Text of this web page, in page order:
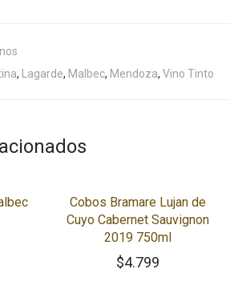
, Lagarde, Malbec, Mendoza, Vino Tinto
Cobos Bramare Lujan de
Cuyo Cabernet Sauvignon
2019 750ml
$4.799